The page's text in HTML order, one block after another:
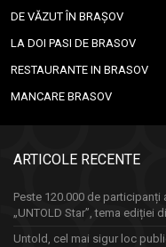
DE VĂZUT ÎN BRAȘOV
LA DOI PASI DE BRASOV
RESTAURANTE IN BRASOV
MANCARE BRASOV
ARTICOLE RECENTE
Peste 120.000 de participanți
„UNTOLD Star”, tema ediției
Untold, cel mai sigur loc